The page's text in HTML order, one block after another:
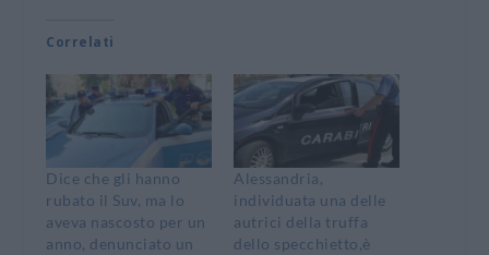
Correlati
Dice che gli hanno
rubato il Suv, ma lo
aveva nascosto per un
anno, denunciato un
Alessandria,
individuata una delle
autrici della truffa
dello specchietto,è